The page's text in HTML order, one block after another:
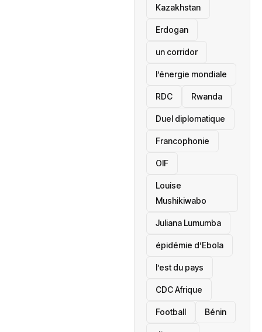
Kazakhstan
Erdogan
un corridor
l’énergie mondiale
RDC Rwanda
Duel diplomatique
Francophonie
OIF
Louise
Mushikiwabo
Juliana Lumumba
épidémie d’Ebola
l’est du pays
CDC Afrique
Football Bénin